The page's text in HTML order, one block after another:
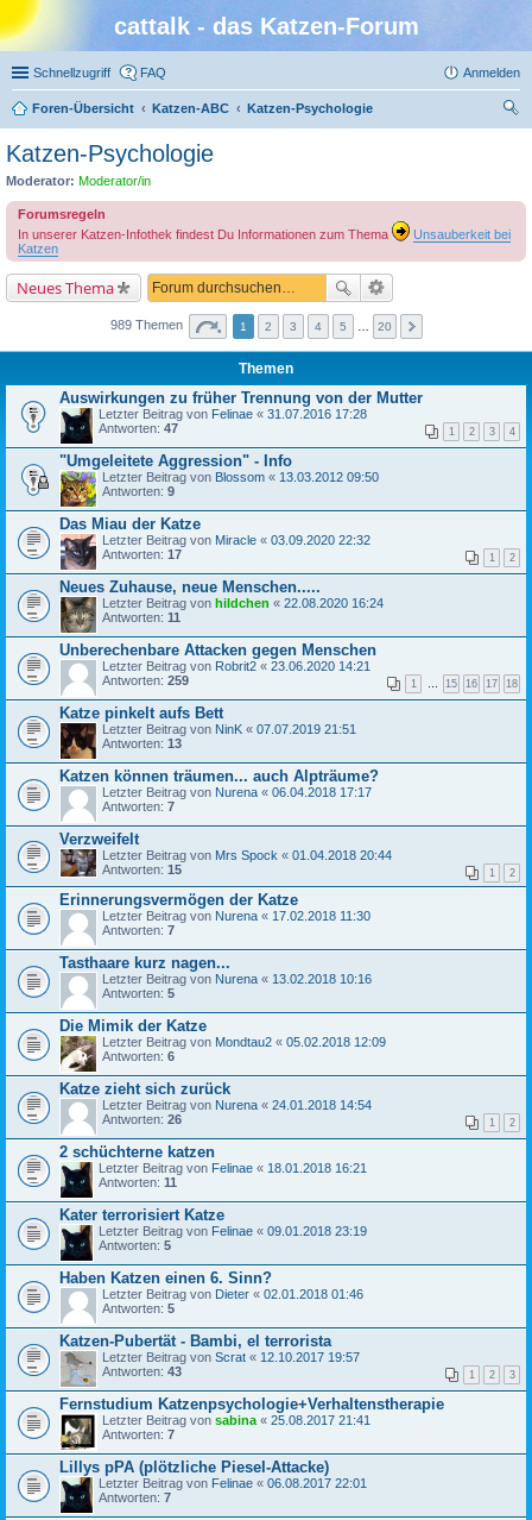
cattalk - das Katzen-Forum
Schnellzugriff FAQ Anmelden
Foren-Übersicht Katzen-ABC
Katzen-Psychologie
Katzen-Psychologie
Moderator: Moderator/in
Forumsregeln
In unserer Katzen-Infothek findest Du Informationen zum Thema
Unsauberkeit bei
Katzen
Neues Thema
989 Themen 1 2 3 4 5 20
Themen
Auswirkungen zu früher Trennung von der Mutter
Letzter Beitrag von Felinae « 31.07.2016 17:28
Antworten: 47 1 2 3 4
"Umgeleitete Aggression" - Info
Letzter Beitrag von Blossom « 13.03.2012 09:50
Antworten: 9
Das Miau der Katze
Letzter Beitrag von Miracle « 03.09.2020 22:32
Antworten: 17 1 2
Neues Zuhause, neue Menschen.....
Letzter Beitrag von hildchen « 22.08.2020 16:24
Antworten: 11
Unberechenbare Attacken gegen Menschen
Letzter Beitrag von Robrit2 « 23.06.2020 14:21
Antworten: 259 1 … 15 16 17 18
Katze pinkelt aufs Bett
Letzter Beitrag von NinK « 07.07.2019 21:51
Antworten: 13
Katzen können träumen... auch Alpträume?
Letzter Beitrag von Nurena « 06.04.2018 17:17
Antworten: 7
Verzweifelt
Letzter Beitrag von Mrs Spock « 01.04.2018 20:44
Antworten: 15 1 2
Erinnerungsvermögen der Katze
Letzter Beitrag von Nurena « 17.02.2018 11:30
Antworten: 7
Tasthaare kurz nagen...
Letzter Beitrag von Nurena « 13.02.2018 10:16
Antworten: 5
Die Mimik der Katze
Letzter Beitrag von Mondtau2 « 05.02.2018 12:09
Antworten: 6
Katze zieht sich zurück
Letzter Beitrag von Nurena « 24.01.2018 14:54
Antworten: 26 1 2
2 schüchterne katzen
Letzter Beitrag von Felinae « 18.01.2018 16:21
Antworten: 11
Kater terrorisiert Katze
Letzter Beitrag von Felinae « 09.01.2018 23:19
Antworten: 5
Haben Katzen einen 6. Sinn?
Letzter Beitrag von Dieter « 02.01.2018 01:46
Antworten: 5
Katzen-Pubertät - Bambi, el terrorista
Letzter Beitrag von Scrat « 12.10.2017 19:57
Antworten: 43 1 2 3
Fernstudium Katzenpsychologie+Verhaltenstherapie
Letzter Beitrag von sabina « 25.08.2017 21:41
Antworten: 7
Lillys pPA (plötzliche Piesel-Attacke)
Letzter Beitrag von Felinae « 06.08.2017 22:01
Antworten: 7